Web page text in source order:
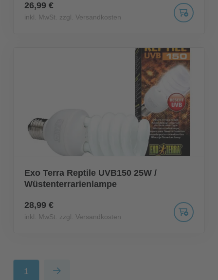
26,99 €
inkl. MwSt. zzgl. Versandkosten
Exo Terra Reptile UVB150 25W /
Wüstenterrarienlampe
28,99 €
inkl. MwSt. zzgl. Versandkosten
1 Next